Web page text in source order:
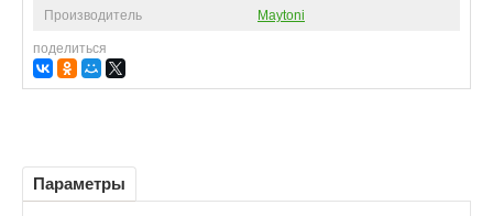
Производитель Maytoni
поделиться
Параметры